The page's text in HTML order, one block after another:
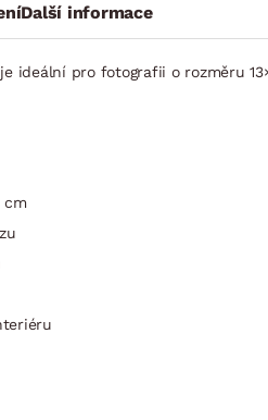
Další informace
ideální pro fotografii o rozměru
cm